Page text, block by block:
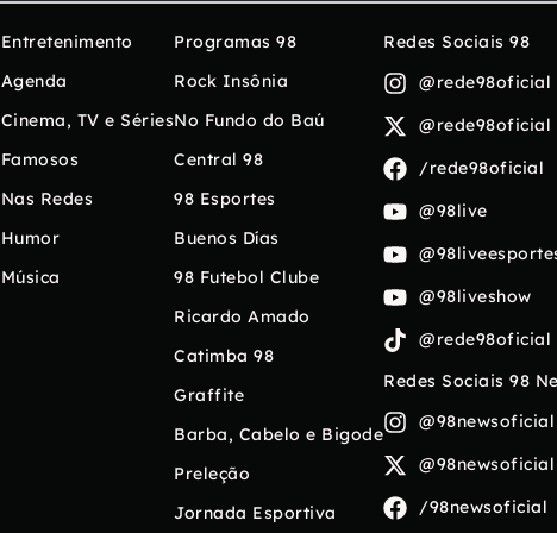
Entretenimento
Agenda
Cinema, TV e Séries
Famosos
Nas Redes
Humor
Música
Programas 98
Rock Insônia
No Fundo do Baú
Central 98
98 Esportes
Buenos Días
98 Futebol Clube
Ricardo Amado
Catimba 98
Graffite
Barba, Cabelo e Bigode
Preleção
Jornada Esportiva
Redes Sociais 98
@rede98oficial
@rede98oficial
/rede98oficial
@98live
@98liveshow
@rede98oficial
Redes Sociais 98
@98newsoficial
@98newsoficial
/98newsoficial